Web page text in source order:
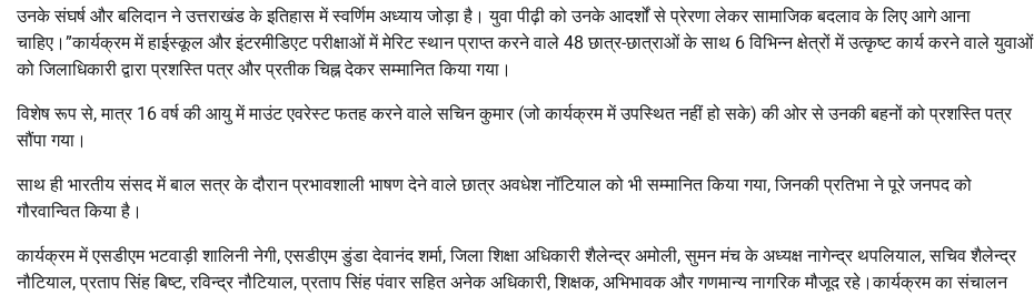
उनके संघर्ष और बलिदान ने उत्तराखंड के इतिहास में स्वर्णिम अध्याय जोड़ा है। युवा पीढ़ी को उनके आदर्शों से प्रेरणा लेकर सामाजिक बदलाव के लिए आगे आना
चाहिए।”कार्यक्रम में हाईस्कूल और इंटरमीडिएट परीक्षाओं में मेरिट स्थान प्राप्त करने वाले 48 छात्र-छात्राओं के साथ 6 विभिन्न क्षेत्रों में उत्कृष्ट कार्य करने वाले युवाओं
को जिलाधिकारी द्वारा प्रशस्ति पत्र और प्रतीक चिह्न देकर सम्मानित किया गया।
विशेष रूप से, मात्र 16 वर्ष की आयु में माउंट एवरेस्ट फतह करने वाले सचिन कुमार (जो कार्यक्रम में उपस्थित नहीं हो सके) की ओर से उनकी बहनों को प्रशस्ति पत्र
सौंपा गया।
साथ ही भारतीय संसद में बाल सत्र के दौरान प्रभावशाली भाषण देने वाले छात्र अवधेश नॉटियाल को भी सम्मानित किया गया, जिनकी प्रतिभा ने पूरे जनपद को
गौरवान्वित किया है।
कार्यक्रम में एसडीएम भटवाड़ी शालिनी नेगी, एसडीएम डुंडा देवानंद शर्मा, जिला शिक्षा अधिकारी शैलेन्द्र अमोली, सुमन मंच के अध्यक्ष नागेन्द्र थपलियाल, सचिव शैलेन्द्र
नौटियाल, प्रताप सिंह बिष्ट, रविन्द्र नौटियाल, प्रताप सिंह पंवार सहित अनेक अधिकारी, शिक्षक, अभिभावक और गणमान्य नागरिक मौजूद रहे।कार्यक्रम का संचालन